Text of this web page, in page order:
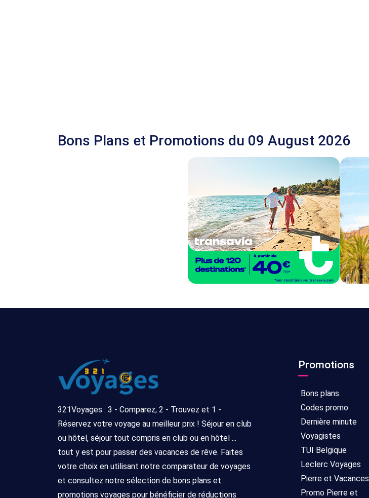
Bons Plans et Promotions du 09 August 2026
321Voyages : 3 - Comparez, 2 - Trouvez et 1 -
Réservez votre voyage au meilleur prix ! Séjour en club
ou hôtel, séjour tout compris en club ou en hôtel ...
tout y est pour passer des vacances de rêve. Faites
votre choix en utilisant notre comparateur de voyages
et consultez notre sélection de bons plans et
promotions voyages pour bénéficier de réductions
Promotions
Bons plans
Codes promo
Dernière minute
Voyagistes
TUI Belgique
Leclerc Voyages
Pierre et Vacances
Promo Pierre et